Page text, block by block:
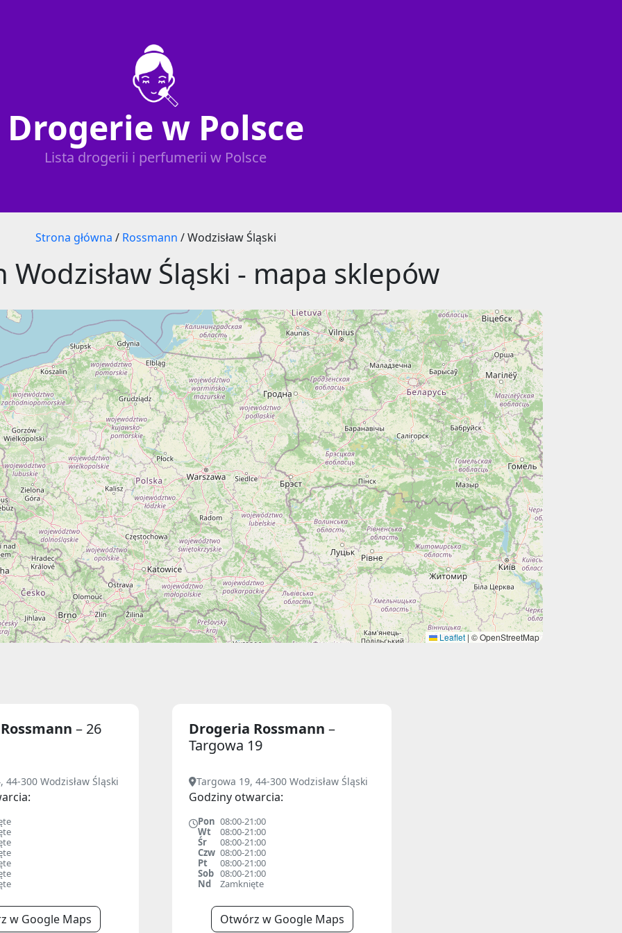
Drogerie w Polsce
Lista drogerii i perfumerii w Polsce
Strona główna / Rossmann / Wodzisław Śląski
Wodzisław Śląski - mapa sklepów
Leaflet | © OpenStreetMap
– 26
44-300 Wodzisław Śląski
w Google Maps
Drogeria Rossmann –
Targowa 19
Targowa 19, 44-300 Wodzisław Śląski
Godziny otwarcia:
Pon 08:00-21:00
Wt
08:00-21:00
Śr
08:00-21:00
Czw 08:00-21:00
Pt
08:00-21:00
Sob 08:00-21:00
Nd
Zamknięte
Otwórz w Google Maps